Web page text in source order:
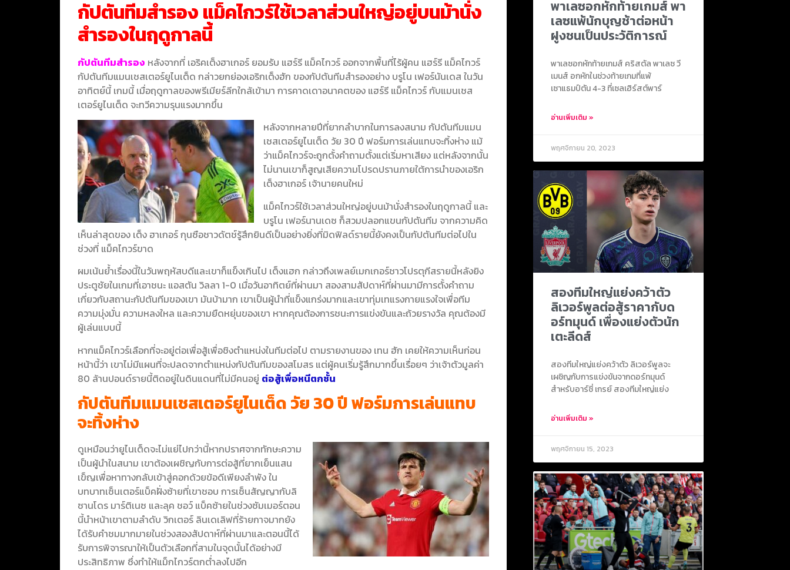
กัปตันทีมสำรอง แม็คไกวร์ใช้เวลาส่วนใหญ่อยู่บนม้านั่ง
สำรองในฤดูกาลนี้
กัปตันทีมสำรอง หลังจากที่ เอริคเต็งฮาเกอร์ ยอมรับ แฮร์รี แม็คไกวร์ ออกจากพื้นที่ไร้ผู้คน แฮร์รี แม็คไกวร์
กัปตันทีมแมนเชสเตอร์ยูไนเต็ด กล่าวยกย่องเอริกเต็งฮัก ของกัปตันทีมสำรองอย่าง บรูโน เฟอร์นันเดส ในวัน
อาทิตย์นี้ เกมนี้ เมื่อฤดูกาลของพรีเมียร์ลีกใกล้เข้ามา การคาดเดาอนาคตของ แฮร์รี แม็คไกวร์ กับแมนเชส
เตอร์ยูไนเต็ด จะทวีความรุนแรงมากขึ้น
หลังจากหลายปีที่ยากลำบากในการลงสนาม กัปตันทีมแมน
เชสเตอร์ยูไนเต็ด วัย 30 ปี ฟอร์มการเล่นแทบจะทิ้งห่าง แม้
ว่าแม็คไกวร์จะถูกตั้งคำถามตั้งแต่เริ่มหาเสียง แต่หลังจากนั้น
ไม่นานเขาก็สูญเสียความโปรดปรานภายใต้การนำของเอริก
เต็งฮาเกอร์ เจ้านายคนใหม่
แม็คไกวร์ใช้เวลาส่วนใหญ่อยู่บนม้านั่งสำรองในฤดูกาลนี้ และ
บรูโน เฟอร์นานเดซ ก็สวมปลอกแขนกัปตันทีม จากความคิด
เห็นล่าสุดของ เต็ง ฮาเกอร์ กุนซือชาวดัตช์รู้สึกยินดีเป็นอย่างยิ่งที่มิดฟิลด์รายนี้ยังคงเป็นกัปตันทีมต่อไปใน
ช่วงที่ แม็คไกวร์ขาด
ผมเน้นย้ำเรื่องนี้ในวันพฤหัสบดีและเขาก็แข็งเกินไป เต็งแฮก กล่าวถึงเพลย์เมกเกอร์ชาวโปรตุกีสรายนี้หลังยิง
ประตูชัยในเกมที่เอาชนะ แอสตัน วิลลา 1-0 เมื่อวันอาทิตย์ที่ผ่านมา สองสามสัปดาห์ที่ผ่านมามีการตั้งคำถาม
เกี่ยวกับสถานะกัปตันทีมของเขา มันบ้ามาก เขาเป็นผู้นำที่แข็งแกร่งมากและเขาทุ่มเทแรงกายแรงใจเพื่อทีม
ความมุ่งมั่น ความหลงใหล และความยืดหยุ่นของเขา หากคุณต้องการชนะการแข่งขันและถ้วยรางวัล คุณต้องมี
ผู้เล่นแบบนี้
หากแม็คไกวร์เลือกที่จะอยู่ต่อเพื่อสู้เพื่อชิงตำแหน่งในทีมต่อไป ตามรายงานของ เทน ฮัก เคยให้ความเห็นก่อน
หน้านี้ว่า เขาไม่มีแผนที่จะปลดจากตำแหน่งกัปตันทีมของสโมสร แต่ผู้คนเริ่มรู้สึกมากขึ้นเรื่อยๆ ว่าเจ้าตัวมูลค่า
80 ล้านปอนด์รายนี้ติดอยู่ในดินแดนที่ไม่มีคนอยู่ ต่อสู้เพื่อหนีตกชั้น
กัปตันทีมแมนเชสเตอร์ยูไนเต็ด วัย 30 ปี ฟอร์มการเล่นแทบ
จะทิ้งห่าง
ดูเหมือนว่ายูไนเต็ดจะไม่แย่ไปกว่านี้หากปราศจากทักษะความ
เป็นผู้นำในสนาม เขาต้องเผชิญกับการต่อสู้ที่ยากเย็นแสน
เข็ญเพื่อหาทางกลับเข้าสู่คอกด้วยข้อดีเพียงลำพัง ใน
บทบาทเซ็นเตอร์แบ็คฝั่งซ้ายที่เขาชอบ การเซ็นสัญญากับลิ
ซานโดร มาร์ติเนซ และลุค ชอว์ แบ็คซ้ายในช่วงซัมเมอร์ตอน
นี้นำหน้าเขาตามลำดับ วิกเตอร์ ลินเดเลิฟที่ร้ายกาจมากยัง
ได้รับคำชมมากมายในช่วงสองสัปดาห์ที่ผ่านมาและตอนนี้ได้
รับการพิจารณาให้เป็นตัวเลือกที่สามในจุดนั้นได้อย่างมี
ประสิทธิภาพ ซึ่งทำให้แม็กไกวร์ตกต่ำลงไปอีก
พาเลซอกหักท้ายเกมส์ พา
เลซแพ้นักบุญช้าต่อหน้า
ฝูงชนเป็นประวัติการณ์
พาเลซอกหักท้ายเกมส์ คริสตัล พาเลซ วี
เมนส์ อกหักในช่วงท้ายเกมที่แพ้
เซาแธมป์ตัน 4-3 ที่เซลเฮิร์สต์พาร์
อ่านเพิ่มเติม »
พฤศจิกายน 20, 2023
สองทีมใหญ่แย่งคว้าตัว
ลิเวอร์พูลต่อสู้ราคากับด
อร์ทมุนด์ เพื่องแย่งตัวนัก
เตะลีดส์
สองทีมใหญ่แย่งคว้าตัว ลิเวอร์พูลจะ
เผชิญกับการแข่งขันจากดอร์ทมุนด์
สำหรับอาร์ชี่ เกรย์ สองทีมใหญ่แย่ง
อ่านเพิ่มเติม »
พฤศจิกายน 15, 2023